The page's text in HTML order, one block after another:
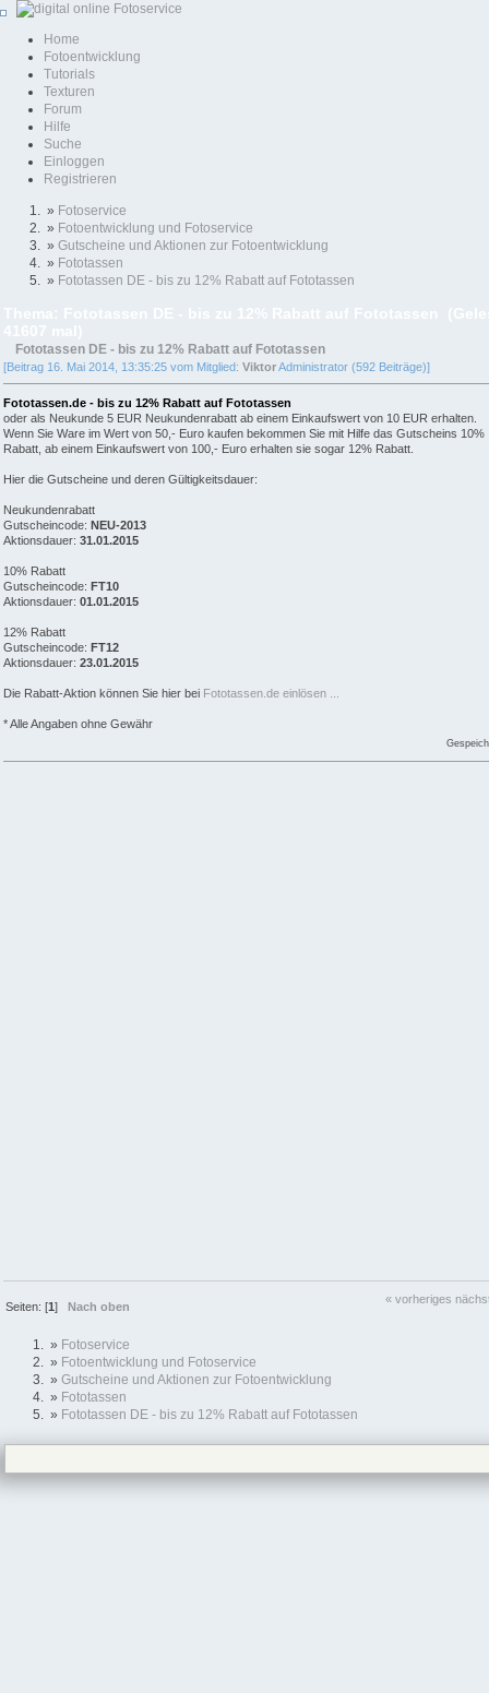
Home
Fotoentwicklung
Tutorials
Texturen
Forum
Hilfe
Suche
Einloggen
Registrieren
» Fotoservice
» Fotoentwicklung und Fotoservice
» Gutscheine und Aktionen zur Fotoentwicklung
» Fototassen
» Fototassen DE - bis zu 12% Rabatt auf Fototassen
Fototassen DE - bis zu 12% Rabatt auf Fototassen
[Beitrag 16. Mai 2014, 13:35:25 vom Mitglied: ViktorAdministrator (592 Beiträge)]
Fototassen.de - bis zu 12% Rabatt auf Fototassen
oder als Neukunde 5 EUR Neukundenrabatt ab einem Einkaufswert von 10 EUR erhalten.
Wenn Sie Ware im Wert von 50,- Euro kaufen bekommen Sie mit Hilfe das Gutscheins 10%
Rabatt, ab einem Einkaufswert von 100,- Euro erhalten sie sogar 12% Rabatt.
Hier die Gutscheine und deren Gültigkeitsdauer:
Neukundenrabatt
Gutscheincode: NEU-2013
Aktionsdauer: 31.01.2015
10% Rabatt
Gutscheincode: FT10
Aktionsdauer: 01.01.2015
12% Rabatt
Gutscheincode: FT12
Aktionsdauer: 23.01.2015
Die Rabatt-Aktion können Sie hier bei Fototassen.de einlösen ...
* Alle Angaben ohne Gewähr
Seiten: [1]Nach oben
« vorheriges
» Fotoservice
» Fotoentwicklung und Fotoservice
» Gutscheine und Aktionen zur Fotoentwicklung
» Fototassen
» Fototassen DE - bis zu 12% Rabatt auf Fototassen